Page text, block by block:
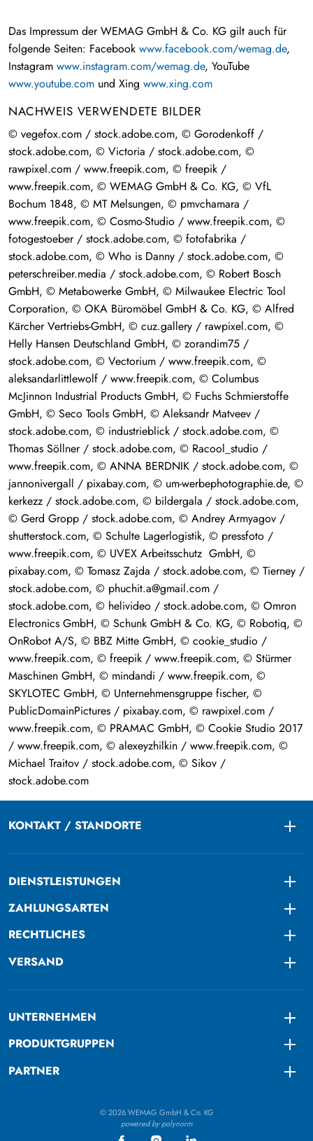
Das Impressum der WEMAG GmbH & Co. KG gilt auch für
folgende Seiten: Facebook www.facebook.com/wemag.de,
Instagram www.instagram.com/wemag.de, YouTube
www.youtube.com und Xing www.xing.com
NACHWEIS VERWENDETE BILDER
© vegefox.com / stock.adobe.com, © Gorodenkoff /
stock.adobe.com, © Victoria / stock.adobe.com, ©
rawpixel.com / www.freepik.com, © freepik /
www.freepik.com, © WEMAG GmbH & Co. KG, © VfL
Bochum 1848, © MT Melsungen, © pmvchamara /
www.freepik.com, © Cosmo-Studio / www.freepik.com, ©
fotogestoeber / stock.adobe.com, © fotofabrika /
stock.adobe.com, © Who is Danny / stock.adobe.com, ©
peterschreiber.media / stock.adobe.com, © Robert Bosch
GmbH, © Metabowerke GmbH, © Milwaukee Electric Tool
Corporation, © OKA Büromöbel GmbH & Co. KG, © Alfred
Kärcher Vertriebs-GmbH, © cuz.gallery / rawpixel.com, ©
Helly Hansen Deutschland GmbH, © zorandim75 /
stock.adobe.com, © Vectorium / www.freepik.com, ©
aleksandarlittlewolf / www.freepik.com, © Columbus
McJinnon Industrial Products GmbH, © Fuchs Schmierstoffe
GmbH, © Seco Tools GmbH, © Aleksandr Matveev /
stock.adobe.com, © industrieblick / stock.adobe.com, ©
Thomas Söllner / stock.adobe.com, © Racool_studio /
www.freepik.com, © ANNA BERDNIK / stock.adobe.com, ©
jannonivergall / pixabay.com, © um-werbephotographie.de, ©
kerkezz / stock.adobe.com, © bildergala / stock.adobe.com,
© Gerd Gropp / stock.adobe.com, © Andrey Armyagov /
shutterstock.com, © Schulte Lagerlogistik, © pressfoto /
www.freepik.com, © UVEX Arbeitsschutz GmbH, ©
pixabay.com, © Tomasz Zajda / stock.adobe.com, © Tierney /
stock.adobe.com, © phuchit.a@gmail.com /
stock.adobe.com, © helivideo / stock.adobe.com, © Omron
Electronics GmbH, © Schunk GmbH & Co. KG, © Robotiq, ©
OnRobot A/S, © BBZ Mitte GmbH, © cookie_studio /
www.freepik.com, © freepik / www.freepik.com, © Stürmer
Maschinen GmbH, © mindandi / www.freepik.com, ©
SKYLOTEC GmbH, © Unternehmensgruppe fischer, ©
PublicDomainPictures / pixabay.com, © rawpixel.com /
www.freepik.com, © PRAMAC GmbH, © Cookie Studio 2017
/ www.freepik.com, © alexeyzhilkin / www.freepik.com, ©
Michael Traitov / stock.adobe.com, © Sikov /
stock.adobe.com
KONTAKT / STANDORTE
DIENSTLEISTUNGEN
ZAHLUNGSARTEN
RECHTLICHES
VERSAND
UNTERNEHMEN
PRODUKTGRUPPEN
PARTNER
© 2026 WEMAG GmbH & Co. KG
powered by polynorm